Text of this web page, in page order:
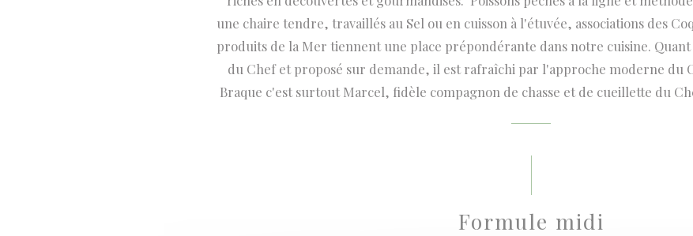
une chaire tendre, travaillés au Sel ou en cuisson à l'étuvée, associations des
produits de la Mer tiennent une place prépondérante dans notre cuisine. Quant
du Chef et proposé sur demande, il est rafraîchi par l'approche moderne du
Braque c'est surtout Marcel, fidèle compagnon de chasse et de cueillette du
Formule midi